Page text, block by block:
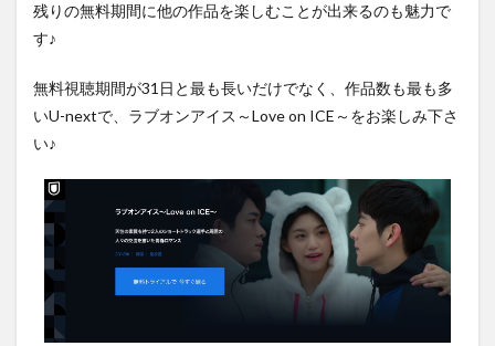
残りの無料期間に他の作品を楽しむことが出来るのも魅力で
す♪
無料視聴期間が31日と最も長いだけでなく、作品数も最も多
いU-nextで、ラブオンアイス～Love on ICE～をお楽しみ下さ
い♪